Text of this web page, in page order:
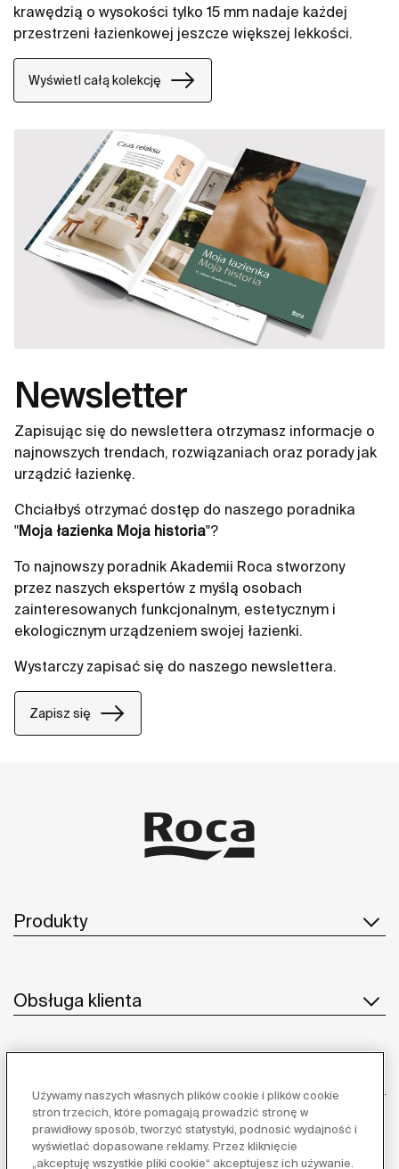
krawędzią o wysokości tylko 15 mm nadaje każdej
przestrzeni łazienkowej jeszcze większej lekkości.
Wyświetl całą kolekcję
Newsletter
Zapisując się do newslettera otrzymasz informacje o
najnowszych trendach, rozwiązaniach oraz porady jak
urządzić łazienkę.
Chciałbyś otrzymać dostęp do naszego poradnika
"Moja łazienka Moja historia"?
To najnowszy poradnik Akademii Roca stworzony
przez naszych ekspertów z myślą osobach
zainteresowanych funkcjonalnym, estetycznym i
ekologicznym urządzeniem swojej łazienki.
Wystarczy zapisać się do naszego newslettera.
Zapisz się
Produkty
Obsługa klienta
Inspiracja
Używamy naszych własnych plików cookie i plików cookie
stron trzecich, które pomagają prowadzić stronę w
prawidłowy sposób, tworzyć statystyki, podnosić wydajność i
wyświetlać dopasowane reklamy. Przez kliknięcie
„akceptuję wszystkie pliki cookie“ akceptujesz ich używanie.